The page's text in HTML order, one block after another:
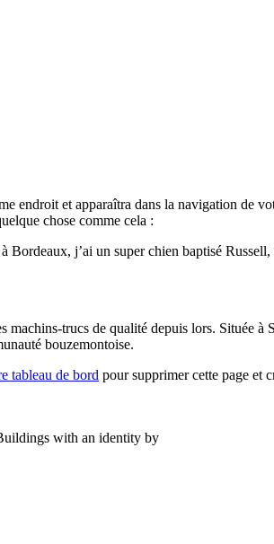
endroit et apparaîtra dans la navigation de
chose comme cela :
j’ai un super chien baptisé
machins-trucs de qualité depuis lors. Située
bouzemontoise.
tableau de bord pour supprimer cette page et
with an identity by